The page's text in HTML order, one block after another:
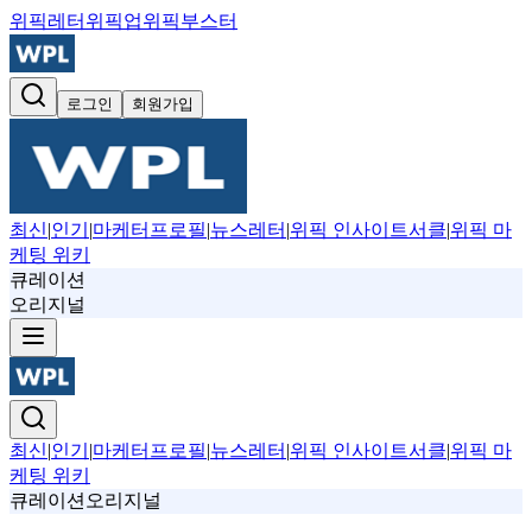
위픽레터 위픽업위픽부스터
로그인 회원가입
최신|인기 |마케터프로필|뉴스레터 |위픽 인사이트서클|위픽 마
케팅 위키
큐레이션
오리지널
최신|인기 |마케터프로필|뉴스레터 |위픽 인사이트서클|위픽 마
케팅 위키
큐레이션 오리지널